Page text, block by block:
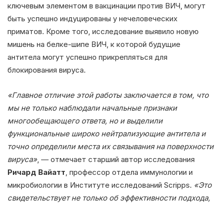
ключевым элементом в вакцинации против ВИЧ, могут
быть успешно индуцированы у нечеловеческих
приматов. Кроме того, исследование выявило новую
мишень на белке-шипе ВИЧ, к которой будущие
антитела могут успешно прикрепляться для
блокирования вируса.
«Главное отличие этой работы заключается в том, что
мы не только наблюдали начальные признаки
многообещающего ответа, но и выделили
функциональные широко нейтрализующие антитела и
точно определили места их связывания на поверхности
вируса» , — отмечает старший автор исследования
Ричард Вайатт , профессор отдела иммунологии и
микробиологии в Институте исследований Scripps. «Это
свидетельствует не только об эффективности подхода,